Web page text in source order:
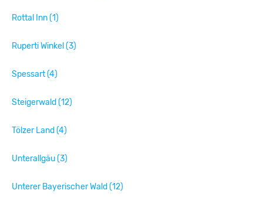
Rottal Inn (1)
Ruperti Winkel (3)
Spessart (4)
Steigerwald (12)
Tölzer Land (4)
Unterallgäu (3)
Unterer Bayerischer Wald (12)